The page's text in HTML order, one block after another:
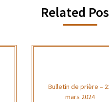
Related
Bulletin de prière –
mars 2024